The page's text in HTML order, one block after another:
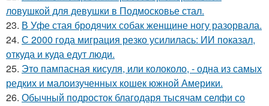
ловушкой для девушки в Подмосковье стал.
23. В Уфе стая бродячих собак женщине ногу разорвала.
24. С 2000 года миграция резко усилилась: ИИ показал,
откуда и куда едут люди.
25. Это пампасная кисуля, или колоколо, - одна из самых
редких и малоизученных кошек южной Америки.
26. Обычный подросток благодаря тысячам селфи со